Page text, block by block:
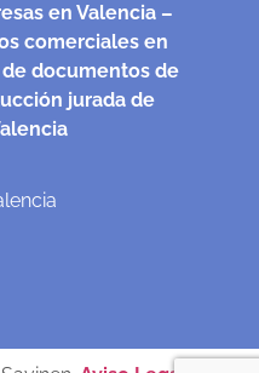
en Valencia –
comerciales en
documentos de
jurada de